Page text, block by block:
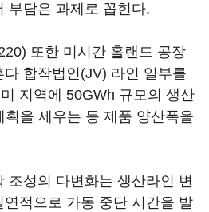
부담은 과제로 꼽힌다.
또한 미시간 홀랜드 공장
합작법인(JV) 라인 일부를
지역에 50GWh 규모의 생산
획을 세우는 등 제품 양산폭을
조성의 다변화는 생산라인 변
적으로 가동 중단 시간을 발